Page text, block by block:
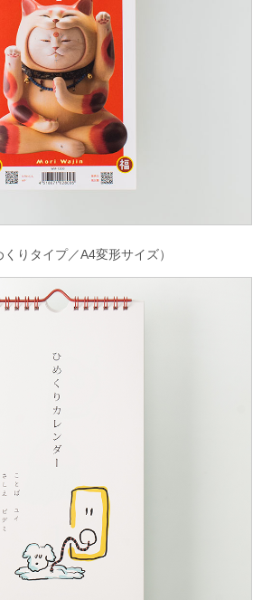
りタイプ／A4変形サイズ）